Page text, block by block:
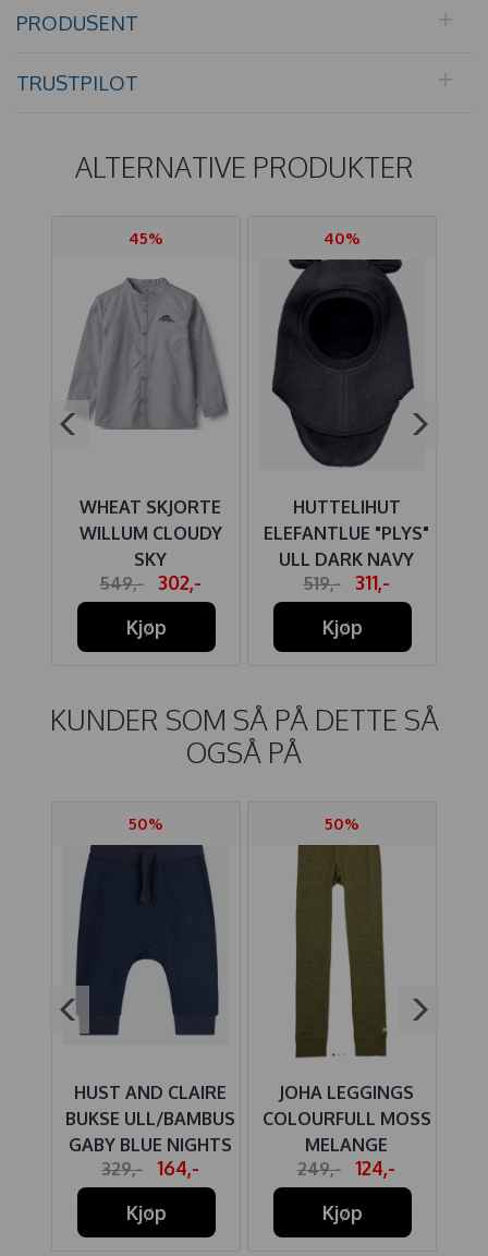
PRODUSENT
TRUSTPILOT
ALTERNATIVE PRODUKTER
45%
WHEAT SKJORTE
WILLUM CLOUDY
SKY
549,-
302,-
Kjøp
40%
HUTTELIHUT
ELEFANTLUE "PLYS"
ULL DARK NAVY
519,-
311,-
Kjøp
KUNDER SOM SÅ PÅ DETTE SÅ
OGSÅ PÅ
50%
HUST AND CLAIRE
BUKSE ULL/BAMBUS
GABY BLUE NIGHTS
329,-
164,-
Kjøp
50%
JOHA LEGGINGS
COLOURFULL MOSS
MELANGE
249,-
124,-
Kjøp